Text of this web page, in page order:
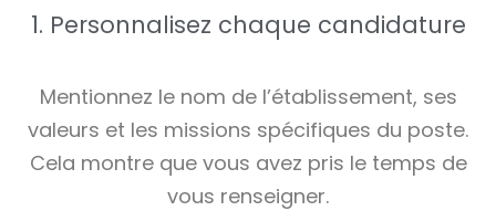
1. Personnalisez chaque candidature
Mentionnez le nom de l’établissement, ses
valeurs et les missions spécifiques du poste.
Cela montre que vous avez pris le temps de
vous renseigner.